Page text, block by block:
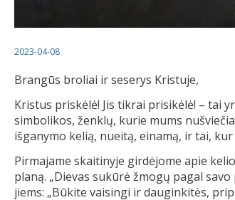
2023-04-08
Brangūs broliai ir seserys Kristuje,
Kristus priskėlė! Jis tikrai prisikėlė! – tai
simbolikos, ženklų, kurie mums
išganymo kelią, nueitą, einamą, ir tai,
Pirmajame skaitinyje girdėjome apie
planą. „Dievas sukūrė žmogų pagal
jiems: „Būkite vaisingi ir dauginkitės,